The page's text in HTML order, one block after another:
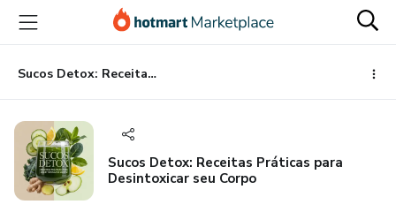
para
conteúdo
principal
para
pagamento
para
rodapé
Sucos Detox: Receitas Práticas para Desintoxicar seu Corpo
Sucos Detox: Receitas Práticas para
Desintoxicar seu Corpo